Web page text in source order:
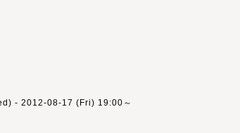
- 2012-08-17 (Fri) 19:00～